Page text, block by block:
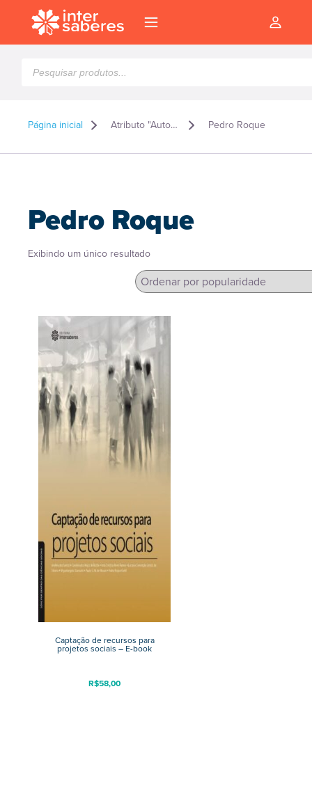
produtos
Página inicial Atributo "Autor" de produto Pedro Roque
Pedro Roque
Exibindo um único resultado
Captação de recursos para
projetos sociais – E-book
R$58,00